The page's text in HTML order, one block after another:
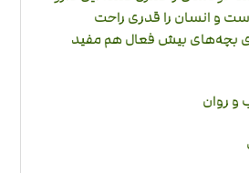
و انسان را قدری راحت
بچه‌های بیش فعال هم مفید
و روان